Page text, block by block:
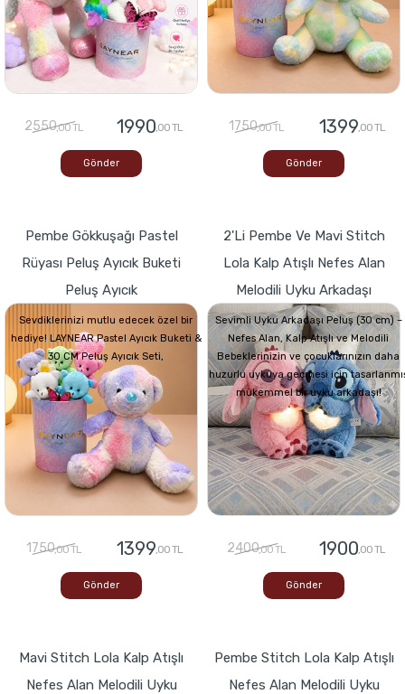
2550,00 TL 1990,00 TL
Gönder
1750,00 TL 1399,00 TL
Gönder
Pembe Gökkuşağı Pastel
Rüyası Peluş Ayıcık Buketi
Peluş Ayıcık
Sevdiklerinizi mutlu edecek özel bir
hediye! LAYNEAR Pastel Ayıcık Buketi &
30 CM Peluş Ayıcık Seti,
1750,00 TL 1399,00 TL
Gönder
2'li Pembe Ve Mavi Stitch
Lola Kalp Atışlı Nefes Alan
Melodili Uyku Arkadaşı
Sevimli Uyku Arkadaşı Peluş (30 cm) –
Nefes Alan, Kalp Atışlı ve Melodili
Bebeklerinizin ve çocuklarınızın daha
huzurlu uykuya geçmesi için
mükemmel bir uyku arkadaşı!
2400,00 TL 1900,00 TL
Gönder
Mavi Stitch Lola Kalp Atışlı
Nefes Alan Melodili Uyku
Pembe Stitch Lola Kalp Atışlı
Nefes Alan Melodili Uyku